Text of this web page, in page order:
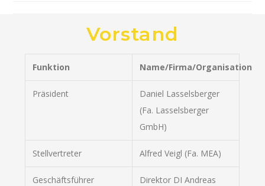
Vorstand
Funktion Name/Firma/Organisation
Präsident
Daniel Lasselsberger
(Fa. Lasselsberger
GmbH)
Stellvertreter Alfred Veigl (Fa. MEA)
Geschäftsführer
Direktor DI Andreas